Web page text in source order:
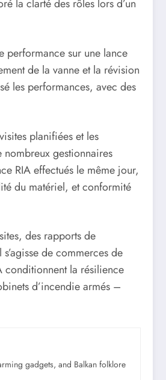
la clarté des rôles lors d’un
performance sur une lance
de la vanne et la révision
les performances, avec des
planifiées et les
nombreux gestionnaires
RIA effectués le même jour,
du matériel, et conformité
des rapports de
de commerces de
conditionnent la résilience
d’incendie armés –
gadgets, and Balkan folklore